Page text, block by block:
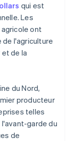
qui est
Les
ont
l'agriculture
de la
du Nord,
producteur
telles
l'avant-garde du
de